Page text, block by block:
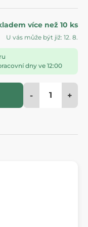
více než 10 ks
U vás může být již: 12. 8.
dny ve 12:00
- +